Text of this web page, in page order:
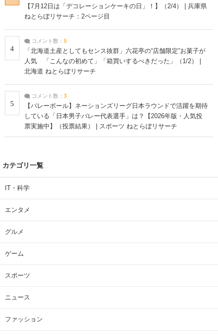
【7月12日は「デコレーションケーキの日」！】（2/4） | 兵庫県
ねとらぼリサーチ：2ページ目
4
コメント数： 5
「北海道土産としてもセンス抜群」六花亭の“店舗限定”お菓子が
人気 「こんなの初めて」「箱買いするべきだった」（1/2） |
北海道 ねとらぼリサーチ
5
コメント数： 3
【バレーボール】ネーションズリーグ日本ラウンドで活躍を期待
している「日本男子バレー代表選手」は？【2026年版・人気投
票実施中】（投票結果） | スポーツ ねとらぼリサーチ
カテゴリ一覧
IT・科学
エンタメ
グルメ
ゲーム
スポーツ
ニュース
ファッション